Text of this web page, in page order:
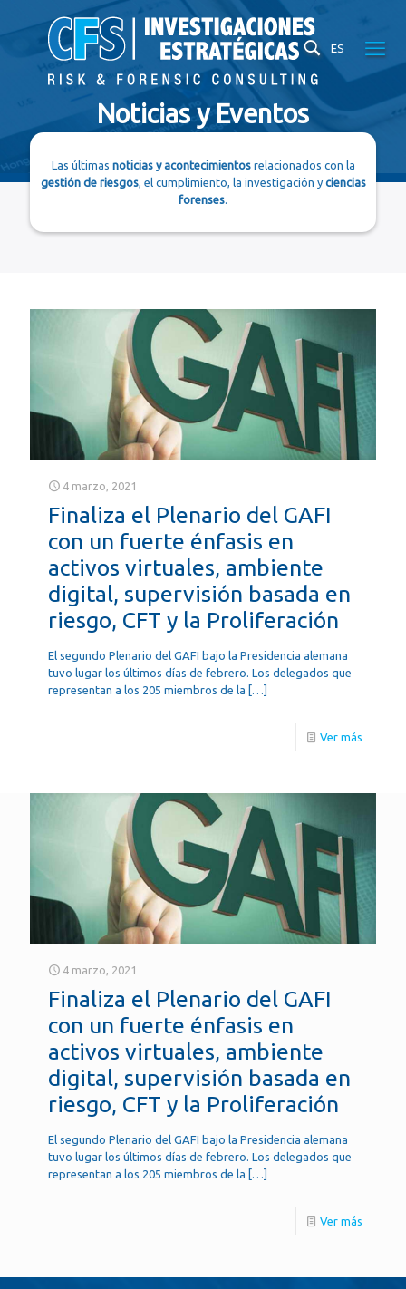
ES
Noticias y Eventos
Las últimas noticias y acontecimientosrelacionados con la
gestión de riesgos, el cumplimiento, la investigación yciencias
forenses.
4 marzo, 2021
Finaliza el Plenario del GAFI
con un fuerte énfasis en
activos virtuales, ambiente
digital, supervisión basada en
riesgo, CFT y la Proliferación
El segundo Plenario del GAFI bajo la Presidencia alemana
tuvo lugar los últimos días de febrero. Los delegados que
representan a los 205 miembros de la […]
Ver más
4 marzo, 2021
Finaliza el Plenario del GAFI
con un fuerte énfasis en
activos virtuales, ambiente
digital, supervisión basada en
riesgo, CFT y la Proliferación
El segundo Plenario del GAFI bajo la Presidencia alemana
tuvo lugar los últimos días de febrero. Los delegados que
representan a los 205 miembros de la […]
Ver más